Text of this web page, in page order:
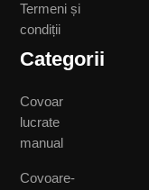
Termeni și
condiții
Categorii
Covoar
lucrate
manual
Covoare-